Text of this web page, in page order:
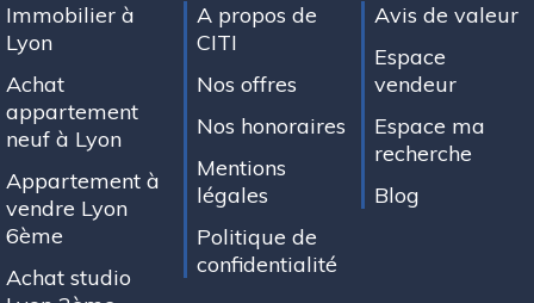
Immobilier à
Lyon
Achat
appartement
neuf à Lyon
Appartement à
vendre Lyon
6ème
Achat studio
A propos de
CITI
Nos offres
Nos honoraires
Mentions
légales
Politique de
confidentialité
Avis de valeur
Espace
vendeur
Espace ma
recherche
Blog